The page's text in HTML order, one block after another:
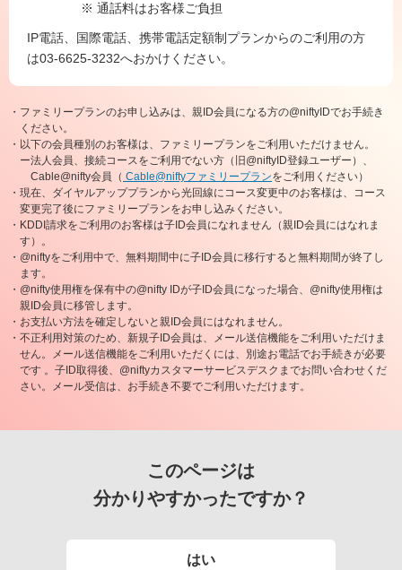
※ 通話料はお客様ご負担
IP電話、国際電話、携帯電話定額制プランからのご利用の方
は03-6625-3232へおかけください。
・ファミリープランのお申し込みは、親ID会員になる方の@niftyIDでお手続き
ください。
・以下の会員種別のお客様は、ファミリープランをご利用いただけません。
ー法人会員、接続コースをご利用でない方（旧@niftyID登録ユーザー）、
Cable@nifty会員（ Cable@niftyファミリープランをご利用ください）
・現在、ダイヤルアッププランから光回線にコース変更中のお客様は、コース
変更完了後にファミリープランをお申し込みください。
・KDDI請求をご利用のお客様は子ID会員になれません（親ID会員にはなれま
す）。
・@niftyをご利用中で、無料期間中に子ID会員に移行すると無料期間が終了し
ます。
・@nifty使用権を保有中の@nifty IDが子ID会員になった場合、@nifty使用権は
親ID会員に移管します。
・お支払い方法を確定しないと親ID会員にはなれません。
・不正利用対策のため、新規子ID会員は、メール送信機能をご利用いただけま
せん。メール送信機能をご利用いただくには、別途お電話でお手続きが必要
です 。子ID取得後、@niftyカスタマーサービスデスクまでお問い合わせくだ
さい。メール受信は、お手続き不要でご利用いただけます。
このページは
分かりやすかったですか？
はい